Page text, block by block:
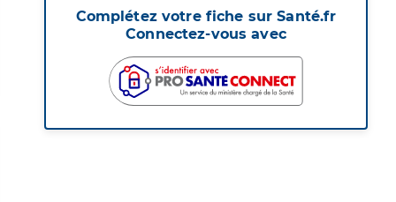
Complétez votre fiche sur Santé.fr
Connectez-vous avec